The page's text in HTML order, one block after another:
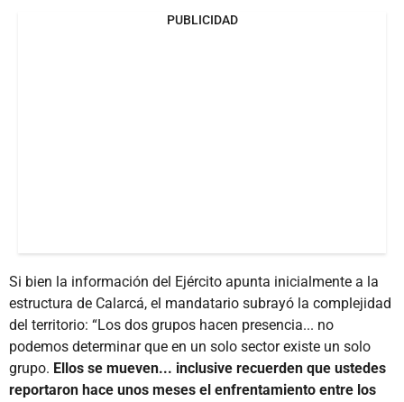
PUBLICIDAD
Si bien la información del Ejército apunta inicialmente a la
estructura de Calarcá, el mandatario subrayó la complejidad
del territorio: “Los dos grupos hacen presencia... no
podemos determinar que en un solo sector existe un solo
grupo. Ellos se mueven... inclusive recuerden que ustedes
reportaron hace unos meses el enfrentamiento entre los